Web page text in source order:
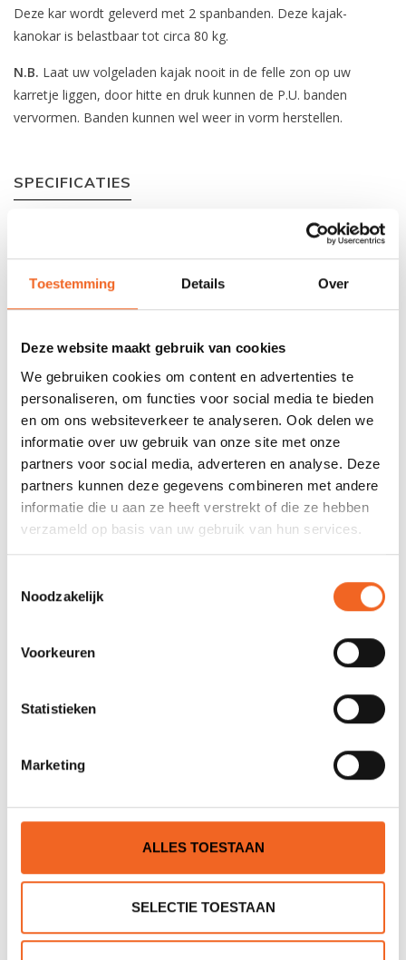
Toestemming Details Over
Deze website maakt gebruik van cookies
We gebruiken cookies om content en advertenties te
personaliseren, om functies voor social media te bieden
en om ons websiteverkeer te analyseren. Ook delen we
informatie over uw gebruik van onze site met onze
partners voor social media, adverteren en analyse. Deze
partners kunnen deze gegevens combineren met andere
informatie die u aan ze heeft verstrekt of die ze hebben
verzameld op basis van uw gebruik van hun services.
Noodzakelijk
Voorkeuren
Statistieken
Marketing
ALLES TOESTAAN
SELECTIE TOESTAAN
Deze kar wordt geleverd met 2 spanbanden. Deze kajak-
kanokar is belastbaar tot circa 80 kg.
N.B. Laat uw volgeladen kajak nooit in de felle zon op uw
karretje liggen, door hitte en druk kunnen de P.U. banden
vervormen. Banden kunnen wel weer in vorm herstellen.
SPECIFICATIES
Wiel diameter:
Soort band: P.U.
Gewicht: 3.8 kg
Draagvermogen: 80 kg
REVIEWS
Nog niet gewaardeerd
GERELATEERDE PRODUCTEN
ECKLA KANOKAR
ECKLA BORG-CLICK